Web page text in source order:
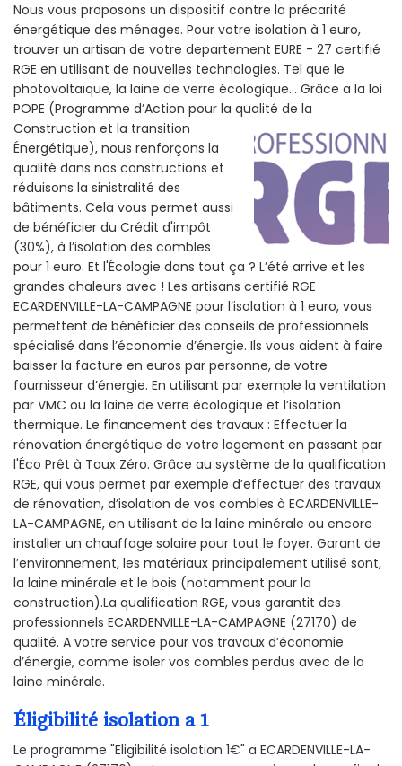
Nous vous proposons un dispositif contre la précarité
énergétique des ménages. Pour votre isolation à 1 euro,
trouver un artisan de votre departement EURE - 27 certifié
RGE en utilisant de nouvelles technologies. Tel que le
photovoltaïque, la laine de verre écologique... Grâce a la loi
POPE (Programme d’Action pour la qualité de la
Construction et la transition
Énergétique), nous renforçons la
qualité dans nos constructions et
réduisons la sinistralité des
bâtiments. Cela vous permet aussi
de bénéficier du Crédit d'impôt
(30%), à l’isolation des combles
pour 1 euro. Et l'Écologie dans tout ça ? L’été arrive et les
grandes chaleurs avec ! Les artisans certifié RGE
ECARDENVILLE-LA-CAMPAGNE pour l’isolation à 1 euro, vous
permettent de bénéficier des conseils de professionnels
spécialisé dans l’économie d’énergie. Ils vous aident à faire
baisser la facture en euros par personne, de votre
fournisseur d’énergie. En utilisant par exemple la ventilation
par VMC ou la laine de verre écologique et l’isolation
thermique. Le financement des travaux : Effectuer la
rénovation énergétique de votre logement en passant par
l'Éco Prêt à Taux Zéro. Grâce au système de la qualification
RGE, qui vous permet par exemple d’effectuer des travaux
de rénovation, d’isolation de vos combles à ECARDENVILLE-
LA-CAMPAGNE, en utilisant de la laine minérale ou encore
installer un chauffage solaire pour tout le foyer. Garant de
l’environnement, les matériaux principalement utilisé sont,
la laine minérale et le bois (notamment pour la
construction).La qualification RGE, vous garantit des
professionnels ECARDENVILLE-LA-CAMPAGNE (27170) de
qualité. A votre service pour vos travaux d’économie
d’énergie, comme isoler vos combles perdus avec de la
laine minérale.
Éligibilité isolation a 1
Le programme "Eligibilité isolation 1€" a ECARDENVILLE-LA-